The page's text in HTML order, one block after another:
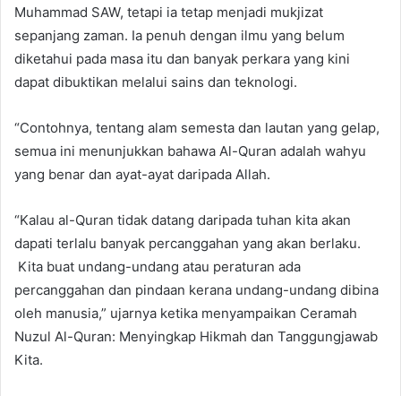
Muhammad SAW, tetapi ia tetap menjadi mukjizat
sepanjang zaman. Ia penuh dengan ilmu yang belum
diketahui pada masa itu dan banyak perkara yang kini
dapat dibuktikan melalui sains dan teknologi.
“Contohnya, tentang alam semesta dan lautan yang gelap,
semua ini menunjukkan bahawa Al-Quran adalah wahyu
yang benar dan ayat-ayat daripada Allah.
“Kalau al-Quran tidak datang daripada tuhan kita akan
dapati terlalu banyak percanggahan yang akan berlaku.
Kita buat undang-undang atau peraturan ada
percanggahan dan pindaan kerana undang-undang dibina
oleh manusia,” ujarnya ketika menyampaikan Ceramah
Nuzul Al-Quran: Menyingkap Hikmah dan Tanggungjawab
Kita.